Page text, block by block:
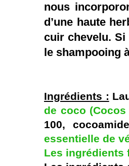
nous
d’une haute
cuir chevelu.
le shampooing
Ingrédients :
de coco (Cocos
100,
essentielle de
Les ingrédients